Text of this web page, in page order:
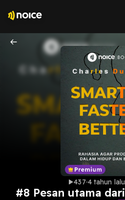
437 4 tahun lalu
#8 Pesan utama